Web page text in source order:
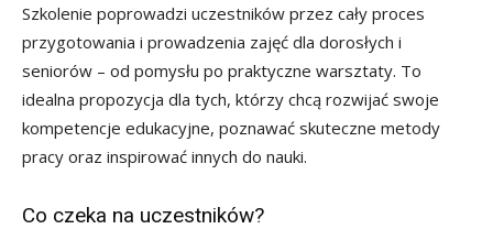
Szkolenie poprowadzi uczestników przez cały proces
przygotowania i prowadzenia zajęć dla dorosłych i
seniorów – od pomysłu po praktyczne warsztaty. To
idealna propozycja dla tych, którzy chcą rozwijać swoje
kompetencje edukacyjne, poznawać skuteczne metody
pracy oraz inspirować innych do nauki.
Co czeka na uczestników?